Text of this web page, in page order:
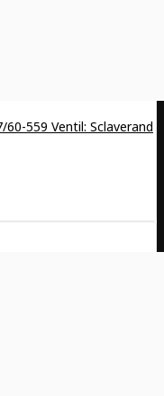
559 Ventil: Sclaverand